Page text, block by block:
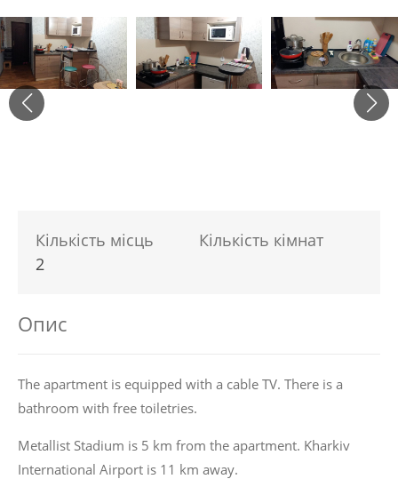
Кількість місць
2
Кількість кімнат
Опис
The apartment is equipped with a cable TV. There is a
bathroom with free toiletries.
Metallist Stadium is 5 km from the apartment. Kharkiv
International Airport is 11 km away.